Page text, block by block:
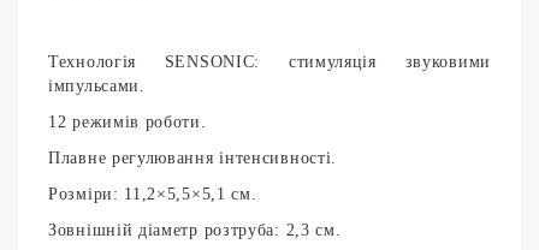
Технологія SENSONIC: стимуляція звуковими
імпульсами.
12 режимів роботи.
Плавне регулювання інтенсивності.
Розміри: 11,2×5,5×5,1 см.
Зовнішній діаметр розтруба: 2,3 см.